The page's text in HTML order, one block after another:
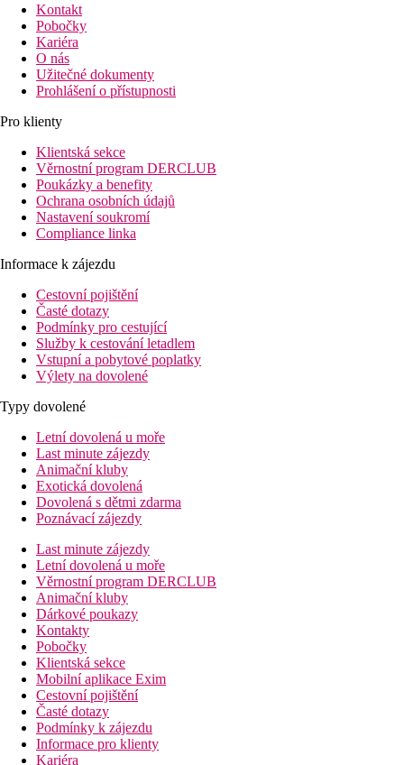
Kontakt
Pobočky
Kariéra
O nás
Užitečné dokumenty
Prohlášení o přístupnosti
Pro klienty
Klientská sekce
Věrnostní program DERCLUB
Poukázky a benefity
Ochrana osobních údajů
Nastavení soukromí
Compliance linka
Informace k zájezdu
Cestovní pojištění
Časté dotazy
Podmínky pro cestující
Služby k cestování letadlem
Vstupní a pobytové poplatky
Výlety na dovolené
Typy dovolené
Letní dovolená u moře
Last minute zájezdy
Animační kluby
Exotická dovolená
Dovolená s dětmi zdarma
Poznávací zájezdy
Last minute zájezdy
Letní dovolená u moře
Věrnostní program DERCLUB
Animační kluby
Dárkové poukazy
Kontakty
Pobočky
Klientská sekce
Mobilní aplikace Exim
Cestovní pojištění
Časté dotazy
Podmínky k zájezdu
Informace pro klienty
Kariéra